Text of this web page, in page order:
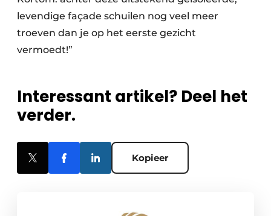
levendige façade schuilen nog veel meer
troeven dan je op het eerste gezicht
vermoedt!”
Interessant artikel? Deel het
verder.
Kopieer